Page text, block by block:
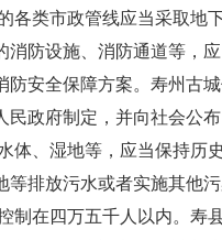
各类市政管线应当采取地
消防设施、消防通道等，
防安全保障方案。寿州古
民政府制定，并向社会公
体、湿地等，应当保持历
等排放污水或者实施其他
制在四万五千人以内。寿